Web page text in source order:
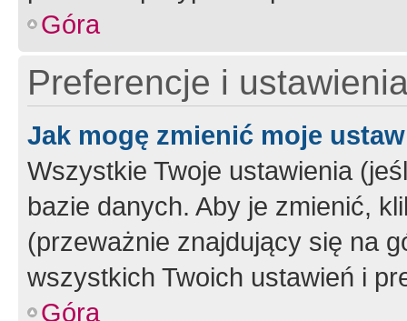
Góra
Preferencje i
Jak mogę zmienić moje
Wszystkie Twoje ustawienia
bazie danych. Aby je zmienić,
(przeważnie znajdujący się na
wszystkich Twoich ustawień i
Góra